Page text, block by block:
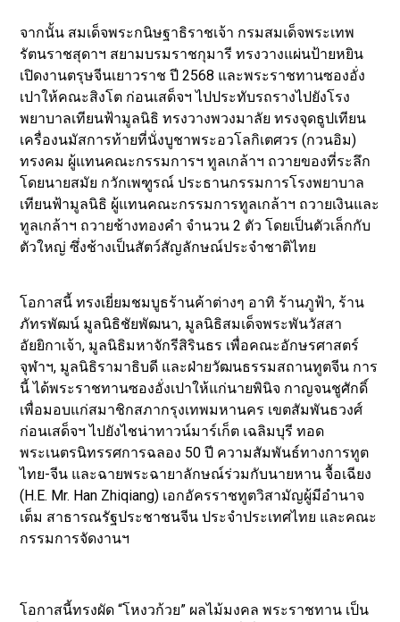
จากนั้น สมเด็จพระกนิษฐาธิราชเจ้า กรมสมเด็จพระเทพ
รัตนราชสุดาฯ สยามบรมราชกุมารี ทรงวางแผ่นป้ายหยิน
เปิดงานตรุษจีนเยาวราช ปี 2568 และพระราชทานซองอั่ง
เปาให้คณะสิงโต ก่อนเสด็จฯ ไปประทับรถรางไปยังโรง
พยาบาลเทียนฟ้ามูลนิธิ ทรงวางพวงมาลัย ทรงจุดธูปเทียน
เครื่องนมัสการท้ายที่นั่งบูชาพระอวโลกิเตศวร (กวนอิม)
ทรงคม ผู้แทนคณะกรรมการฯ ทูลเกล้าฯ ถวายของที่ระลึก
โดยนายสมัย กวักเพฑูรณ์ ประธานกรรมการโรงพยาบาล
เทียนฟ้ามูลนิธิ ผู้แทนคณะกรรมการทูลเกล้าฯ ถวายเงินและ
ทูลเกล้าฯ ถวายช้างทองคำ จำนวน 2 ตัว โดยเป็นตัวเล็กกับ
ตัวใหญ่ ซึ่งช้างเป็นสัตว์สัญลักษณ์ประจำชาติไทย
โอกาสนี้ ทรงเยี่ยมชมบูธร้านค้าต่างๆ อาทิ ร้านภูฟ้า, ร้าน
ภัทรพัฒน์ มูลนิธิชัยพัฒนา, มูลนิธิสมเด็จพระพันวัสสา
อัยยิกาเจ้า, มูลนิธิมหาจักรีสิรินธร เพื่อคณะอักษรศาสตร์
จุฬาฯ, มูลนิธิรามาธิบดี และฝ่ายวัฒนธรรมสถานทูตจีน การ
นี้ ได้พระราชทานซองอั่งเปาให้แก่นายพินิจ กาญจนชูศักดิ์
เพื่อมอบแก่สมาชิกสภากรุงเทพมหานคร เขตสัมพันธวงศ์
ก่อนเสด็จฯ ไปยังไชน่าทาวน์มาร์เก็ต เฉลิมบุรี ทอด
พระเนตรนิทรรศการฉลอง 50 ปี ความสัมพันธ์ทางการทูต
ไทย-จีน และฉายพระฉายาลักษณ์ร่วมกับนายหาน จื้อเฉียง
(H.E. Mr. Han Zhiqiang) เอกอัครราชทูตวิสามัญผู้มีอำนาจ
เต็ม สาธารณรัฐประชาชนจีน ประจำประเทศไทย และคณะ
กรรมการจัดงานฯ
โอกาสนี้ทรงผัด “โหงวก้วย” ผลไม้มงคล พระราชทาน เป็น